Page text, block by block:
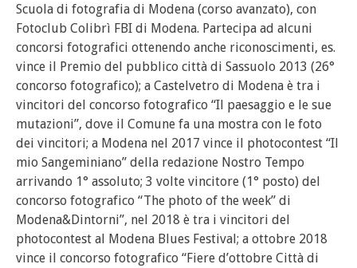
Scuola di fotografia di Modena (corso avanzato), con
Fotoclub Colibrì FBI di Modena. Partecipa ad alcuni
concorsi fotografici ottenendo anche riconoscimenti, es.
vince il Premio del pubblico città di Sassuolo 2013 (26°
concorso fotografico); a Castelvetro di Modena è tra i
vincitori del concorso fotografico “Il paesaggio e le sue
mutazioni”, dove il Comune fa una mostra con le foto
dei vincitori; a Modena nel 2017 vince il photocontest “Il
mio Sangeminiano” della redazione Nostro Tempo
arrivando 1° assoluto; 3 volte vincitore (1° posto) del
concorso fotografico “The photo of the week” di
Modena&Dintorni”, nel 2018 è tra i vincitori del
photocontest al Modena Blues Festival; a ottobre 2018
vince il concorso fotografico “Fiere d’ottobre Città di